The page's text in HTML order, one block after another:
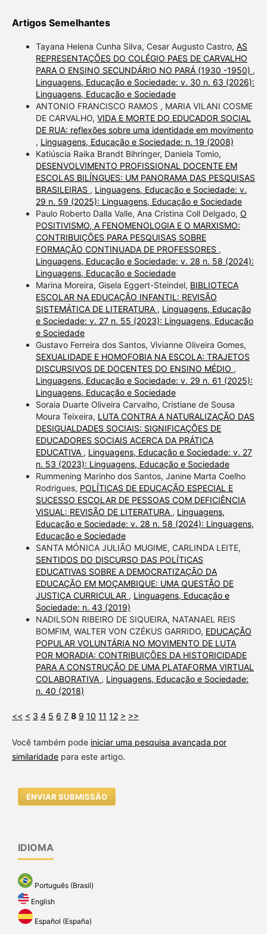
Artigos Semelhantes
Tayana Helena Cunha Silva, Cesar Augusto Castro, AS
REPRESENTAÇÕES DO COLÉGIO PAES DE CARVALHO
PARA O ENSINO SECUNDÁRIO NO PARÁ (1930 -1950) ,
Linguagens, Educação e Sociedade: v. 30 n. 63 (2026):
Linguagens, Educação e Sociedade
ANTONIO FRANCISCO RAMOS , MARIA VILANI COSME
DE CARVALHO, VIDA E MORTE DO EDUCADOR SOCIAL
DE RUA: reflexões sobre uma identidade em movimento
, Linguagens, Educação e Sociedade: n. 19 (2008)
Katiúscia Raika Brandt Bihringer, Daniela Tomio,
DESENVOLVIMENTO PROFISSIONAL DOCENTE EM
ESCOLAS BILÍNGUES: UM PANORAMA DAS PESQUISAS
BRASILEIRAS , Linguagens, Educação e Sociedade: v.
29 n. 59 (2025): Linguagens, Educação e Sociedade
Paulo Roberto Dalla Valle, Ana Cristina Coll Delgado, O
POSITIVISMO, A FENOMENOLOGIA E O MARXISMO:
CONTRIBUIÇÕES PARA PESQUISAS SOBRE
FORMAÇÃO CONTINUADA DE PROFESSORES ,
Linguagens, Educação e Sociedade: v. 28 n. 58 (2024):
Linguagens, Educação e Sociedade
Marina Moreira, Gisela Eggert-Steindel, BIBLIOTECA
ESCOLAR NA EDUCAÇÃO INFANTIL: REVISÃO
SISTEMÁTICA DE LITERATURA , Linguagens, Educação
e Sociedade: v. 27 n. 55 (2023): Linguagens, Educação
e Sociedade
Gustavo Ferreira dos Santos, Vivianne Oliveira Gomes,
SEXUALIDADE E HOMOFOBIA NA ESCOLA: TRAJETOS
DISCURSIVOS DE DOCENTES DO ENSINO MÉDIO ,
Linguagens, Educação e Sociedade: v. 29 n. 61 (2025):
Linguagens, Educação e Sociedade
Soraia Duarte Oliveira Carvalho, Cristiane de Sousa
Moura Teixeira, LUTA CONTRA A NATURALIZAÇÃO DAS
DESIGUALDADES SOCIAIS: SIGNIFICAÇÕES DE
EDUCADORES SOCIAIS ACERCA DA PRÁTICA
EDUCATIVA , Linguagens, Educação e Sociedade: v. 27
n. 53 (2023): Linguagens, Educação e Sociedade
Rummening Marinho dos Santos, Janine Marta Coelho
Rodrigues, POLÍTICAS DE EDUCAÇÃO ESPECIAL E
SUCESSO ESCOLAR DE PESSOAS COM DEFICIÊNCIA
VISUAL: REVISÃO DE LITERATURA , Linguagens,
Educação e Sociedade: v. 28 n. 58 (2024): Linguagens,
Educação e Sociedade
SANTA MÓNICA JULIÃO MUGIME, CARLINDA LEITE,
SENTIDOS DO DISCURSO DAS POLÍTICAS
EDUCATIVAS SOBRE A DEMOCRATIZAÇÃO DA
EDUCAÇÃO EM MOÇAMBIQUE: UMA QUESTÃO DE
JUSTIÇA CURRICULAR , Linguagens, Educação e
Sociedade: n. 43 (2019)
NADILSON RIBEIRO DE SIQUEIRA, NATANAEL REIS
BOMFIM, WALTER VON CZÉKUS GARRIDO, EDUCAÇÃO
POPULAR VOLUNTÁRIA NO MOVIMENTO DE LUTA
POR MORADIA: CONTRIBUIÇÕES DA HISTORICIDADE
PARA A CONSTRUÇÃO DE UMA PLATAFORMA VIRTUAL
COLABORATIVA , Linguagens, Educação e Sociedade:
n. 40 (2018)
<< < 3 4 5 6 7 8 9 10 11 12 > >>
Você também pode iniciar uma pesquisa avançada por
similaridadepara este artigo.
ENVIAR SUBMISSÃO
IDIOMA
Português (Brasil)
English
Español (España)